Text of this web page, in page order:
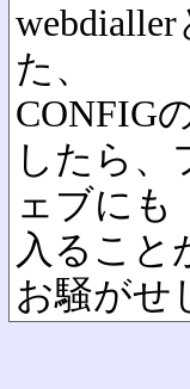
た、
CONFIG
したら、
ェブにも
入ること
お騒がせ